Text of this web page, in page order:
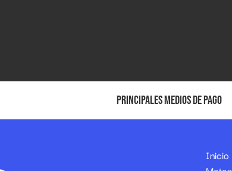
Principales medios de pago
Inicio